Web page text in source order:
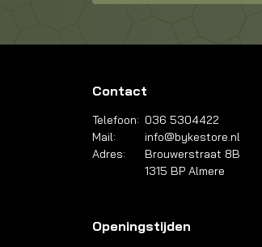
Contact
Telefoon: 036 5304422
Mail:
info@bykestore.nl
Adres:
Brouwerstraat 8B
1315 BP Almere
Openingstijden